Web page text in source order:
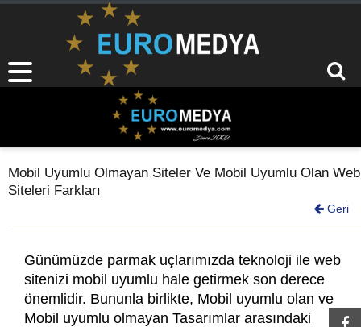
Mobil Uyumlu Olmayan Siteler Ve Mobil Uyumlu Olan Web
Siteleri Farkları
Geri
Günümüzde parmak uçlarımızda teknoloji ile web
sitenizi mobil uyumlu hale getirmek son derece
önemlidir. Bununla birlikte, Mobil uyumlu olan ve
Mobil uyumlu olmayan Tasarımlar arasındaki